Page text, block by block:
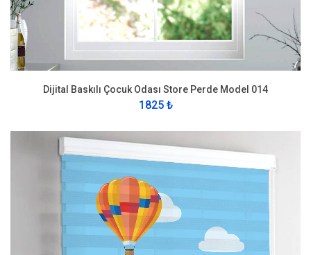
Dijital Baskılı Çocuk Odası Store Perde Model 014
1825 ₺